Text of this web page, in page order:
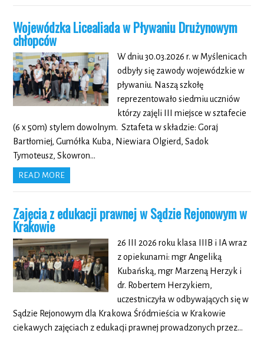
Wojewódzka Licealiada w Pływaniu Drużynowym
chłopców
W dniu 30.03.2026 r. w Myślenicach
odbyły się zawody wojewódzkie w
pływaniu. Naszą szkołę
reprezentowało siedmiu uczniów
którzy zajęli III miejsce w sztafecie
(6 x 50m) stylem dowolnym. Sztafeta w składzie: Goraj
Bartłomiej, Gumółka Kuba, Niewiara Olgierd, Sadok
Tymoteusz, Skowron…
READ MORE
Zajęcia z edukacji prawnej w Sądzie Rejonowym w
Krakowie
26 III 2026 roku klasa IIIB i IA wraz
z opiekunami: mgr Angeliką
Kubańską, mgr Marzeną Herzyk i
dr. Robertem Herzykiem,
uczestniczyła w odbywających się w
Sądzie Rejonowym dla Krakowa Śródmieścia w Krakowie
ciekawych zajęciach z edukacji prawnej prowadzonych przez…